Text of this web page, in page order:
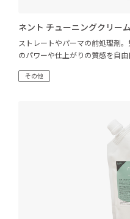
ネント チューニングクリーム
ストレートやパーマの前処理剤
のパワーや仕上がりの質感を自由
その他